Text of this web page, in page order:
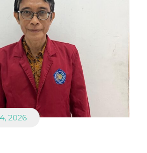
2026